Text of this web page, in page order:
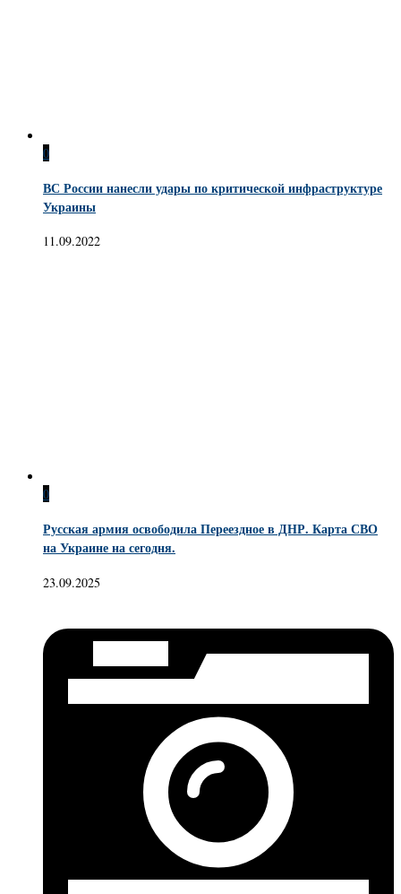
0
ВС России нанесли удары по критической инфраструктуре
Украины
11.09.2022
0
Русская армия освободила Переездное в ДНР. Карта СВО
на Украине на сегодня.
23.09.2025